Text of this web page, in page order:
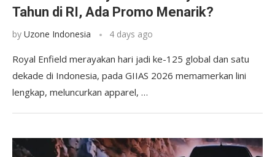
Tahun di RI, Ada Promo Menarik?
by Uzone Indonesia 4 days ago
Royal Enfield merayakan hari jadi ke-125 global dan satu
dekade di Indonesia, pada GIIAS 2026 memamerkan lini
lengkap, meluncurkan apparel, …